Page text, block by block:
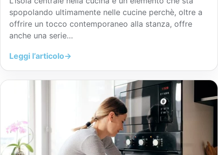
spopolando ultimamente nelle cucine perchè, oltre a
offrire un tocco contemporaneo alla stanza, offre
anche una serie…
Leggi l’articolo→